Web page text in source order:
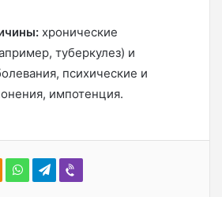
хронические
туберкулез) и
психические и
импотенция.